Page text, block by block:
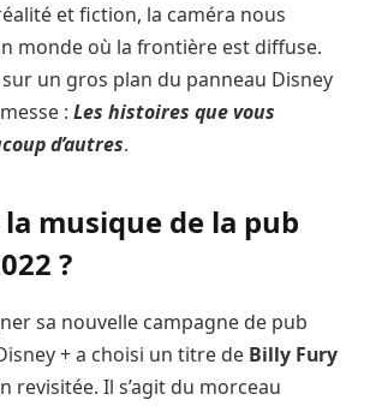
et fiction, la caméra nous
monde où la frontière est diffuse.
sur un gros plan du panneau Disney
: Les histoires que vous
d’autres.
musique de la pub
?
sa nouvelle campagne de pub
+ a choisi un titre de Billy Fury
revisitée. Il s’agit du morceau